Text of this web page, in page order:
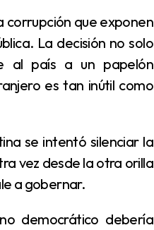
La decisión no solo
al país a un papelón
es tan inútil como
vez desde la otra orilla
a gobernar.